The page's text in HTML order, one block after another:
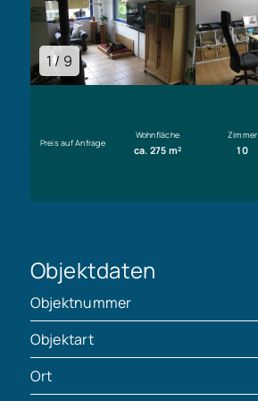
1 / 9
Preis auf Anfrage
Wohnfläche
ca. 275 m²
Zimmer
10
Objektdaten
Objektnummer
Objektart
Ort